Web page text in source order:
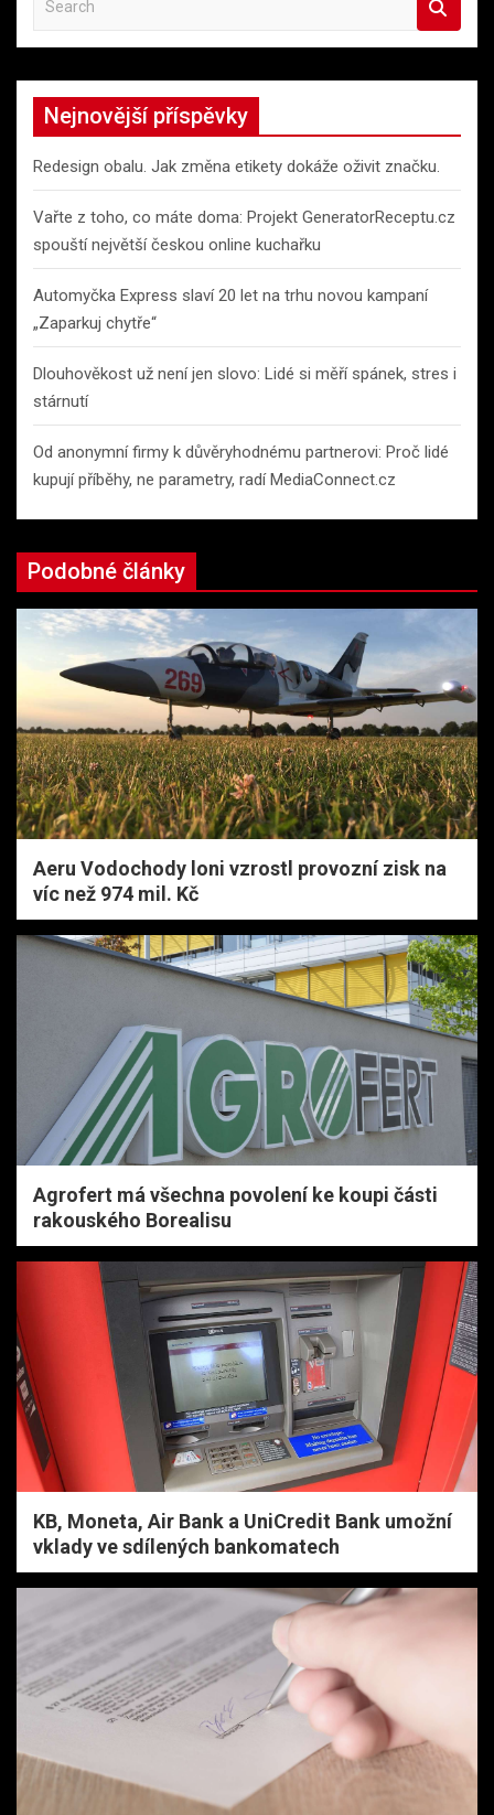
a
r
h
Nejnovější příspěvky
Redesign obalu. Jak změna etikety dokáže oživit značku.
Vařte z toho, co máte doma: Projekt GeneratorReceptu.cz
spouští největší českou online kuchařku
Automyčka Express slaví 20 let na trhu novou kampaní
„Zaparkuj chytře“
Dlouhověkost už není jen slovo: Lidé si měří spánek, stres i
stárnutí
Od anonymní firmy k důvěryhodnému partnerovi: Proč lidé
kupují příběhy, ne parametry, radí MediaConnect.cz
Podobné články
Aeru Vodochody loni vzrostl provozní zisk na
víc než 974 mil. Kč
Agrofert má všechna povolení ke koupi části
rakouského Borealisu
KB, Moneta, Air Bank a UniCredit Bank umožní
vklady ve sdílených bankomatech